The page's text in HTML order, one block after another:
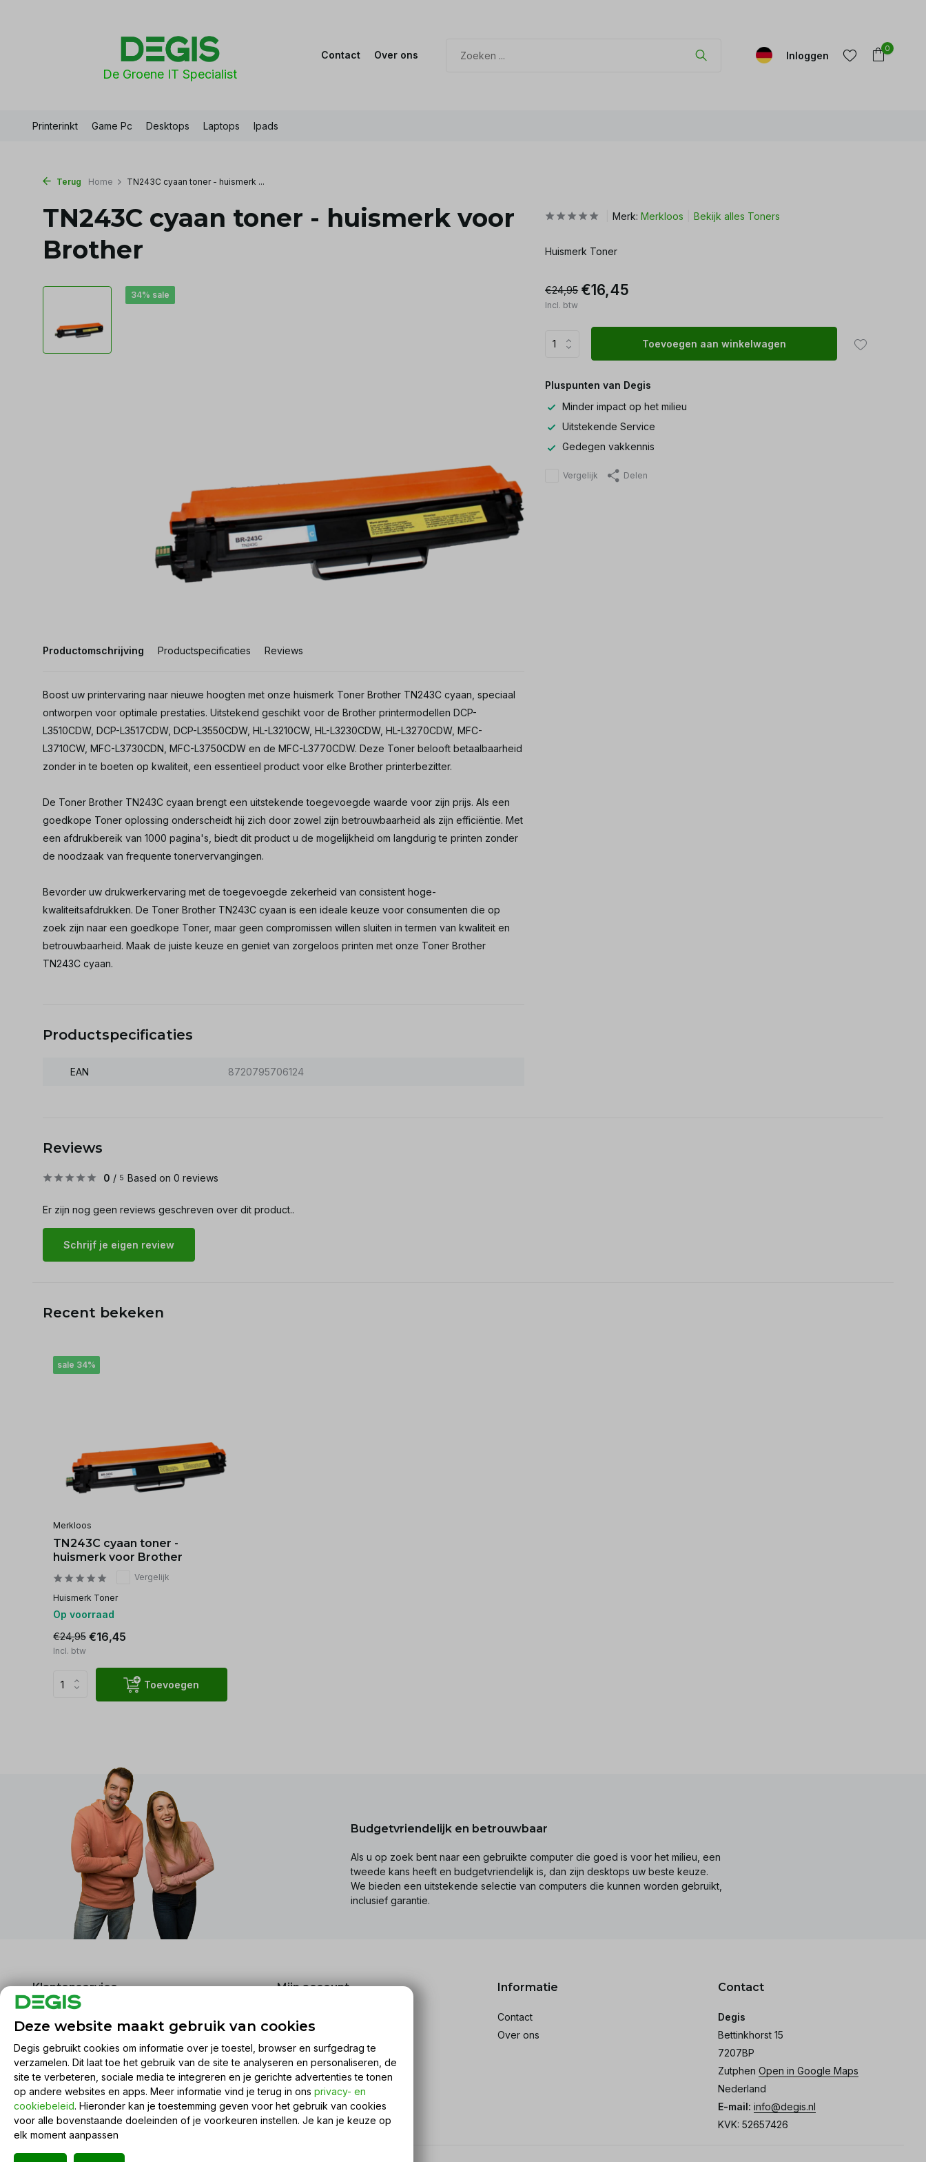
De Groene IT Specialist
Contact Over ons Inloggen
0
Printerinkt Game Pc Desktops Laptops Ipads
Terug Home TN243C cyaan toner - huismerk ...
TN243C cyaan toner - huismerk voor
Brother
34% sale
Productomschrijving Productspecificaties Reviews
Boost uw printervaring naar nieuwe hoogten met onze huismerk Toner Brother TN243C cyaan, speciaal
ontworpen voor optimale prestaties. Uitstekend geschikt voor de Brother printermodellen DCP-
L3510CDW, DCP-L3517CDW, DCP-L3550CDW, HL-L3210CW, HL-L3230CDW, HL-L3270CDW, MFC-
L3710CW, MFC-L3730CDN, MFC-L3750CDW en de MFC-L3770CDW. Deze Toner belooft betaalbaarheid
zonder in te boeten op kwaliteit, een essentieel product voor elke Brother printerbezitter.
De Toner Brother TN243C cyaan brengt een uitstekende toegevoegde waarde voor zijn prijs. Als een
goedkope Toner oplossing onderscheidt hij zich door zowel zijn betrouwbaarheid als zijn efficiëntie. Met
een afdrukbereik van 1000 pagina's, biedt dit product u de mogelijkheid om langdurig te printen zonder
de noodzaak van frequente tonervervangingen.
Bevorder uw drukwerkervaring met de toegevoegde zekerheid van consistent hoge-
kwaliteitsafdrukken. De Toner Brother TN243C cyaan is een ideale keuze voor consumenten die op
zoek zijn naar een goedkope Toner, maar geen compromissen willen sluiten in termen van kwaliteit en
betrouwbaarheid. Maak de juiste keuze en geniet van zorgeloos printen met onze Toner Brother
TN243C cyaan.
Productspecificaties
EAN 8720795706124
Merk:Merkloos Bekijk alles Toners
Huismerk Toner
€24,95 €16,45
Incl. btw
Toevoegen aan winkelwagen
Pluspunten van Degis
Minder impact op het milieu
Uitstekende Service
Gedegen vakkennis
Vergelijk Delen
Reviews
0 / 5 Based on 0 reviews
Er zijn nog geen reviews geschreven over dit product..
Schrijf je eigen review
Recent bekeken
sale 34%
Merkloos
TN243C cyaan toner -
huismerk voor Brother
Vergelijk
Huismerk Toner
Op voorraad
€24,95 €16,45
Incl. btw
Toevoegen
Budgetvriendelijk en betrouwbaar
Als u op zoek bent naar een gebruikte computer die goed is voor het milieu, een
tweede kans heeft en budgetvriendelijk is, dan zijn desktops uw beste keuze.
We bieden een uitstekende selectie van computers die kunnen worden gebruikt,
inclusief garantie.
Klantenservice
Algemene voorwaarden
Disclaimer
Privacy Policy
Betaalmethoden
Verzenden & retourneren
Sitemap
Mijn account
Mijn bestellingen
Mijn tickets
Mijn verlanglijst
Vergelijk producten
Informatie
Contact
Over ons
Contact
Degis
Bettinkhorst 15
7207BP
Zutphen Open in Google Maps
Nederland
E-mail: info@degis.nl
KVK: 52657426
Deze website maakt gebruik van cookies
Degis gebruikt cookies om informatie over je toestel, browser en surfgedrag te
verzamelen. Dit laat toe het gebruik van de site te analyseren en personaliseren, de
site te verbeteren, sociale media te integreren en je gerichte advertenties te tonen
op andere websites en apps. Meer informatie vind je terug in ons privacy- en
cookiebeleid. Hieronder kan je toestemming geven voor het gebruik van cookies
voor alle bovenstaande doeleinden of je voorkeuren instellen. Je kan je keuze op
elk moment aanpassen